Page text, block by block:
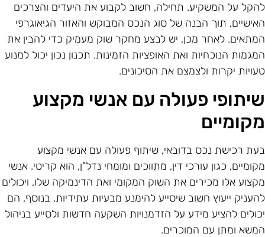
על המשקיע. תחילה, חשוב לקבוע את היעדים והצרכים
תוך הבנה של סוג הנכס המבוקש והאזור הגיאוגרפי
לאחר מכן, יש לבצע מחקר שוק מעמיק כדי להבין את
הנוכחיות ואת האופציות הזמינות. תכנון נכון יכול למנוע
יקרות ולצמצם את הסיכונים.
פעולה עם אנשי מקצוע
רכישת נכס בדובאי, שיתוף פעולה עם אנשי מקצוע
כגון עורכי דין, מתווכים ומומחי נדל"ן, הוא קריטי. אנשי
אלו מכירים את השוק המקומי ואת הדינמיקה שלו, ויכולים
ייעוץ חשוב שיסייע להימנע מבעיות עתידיות. בנוסף, הם
להציע מידע על הזדמנויות השקעה חדשות ולסייע בניהול
ומתן עם המוכרים.